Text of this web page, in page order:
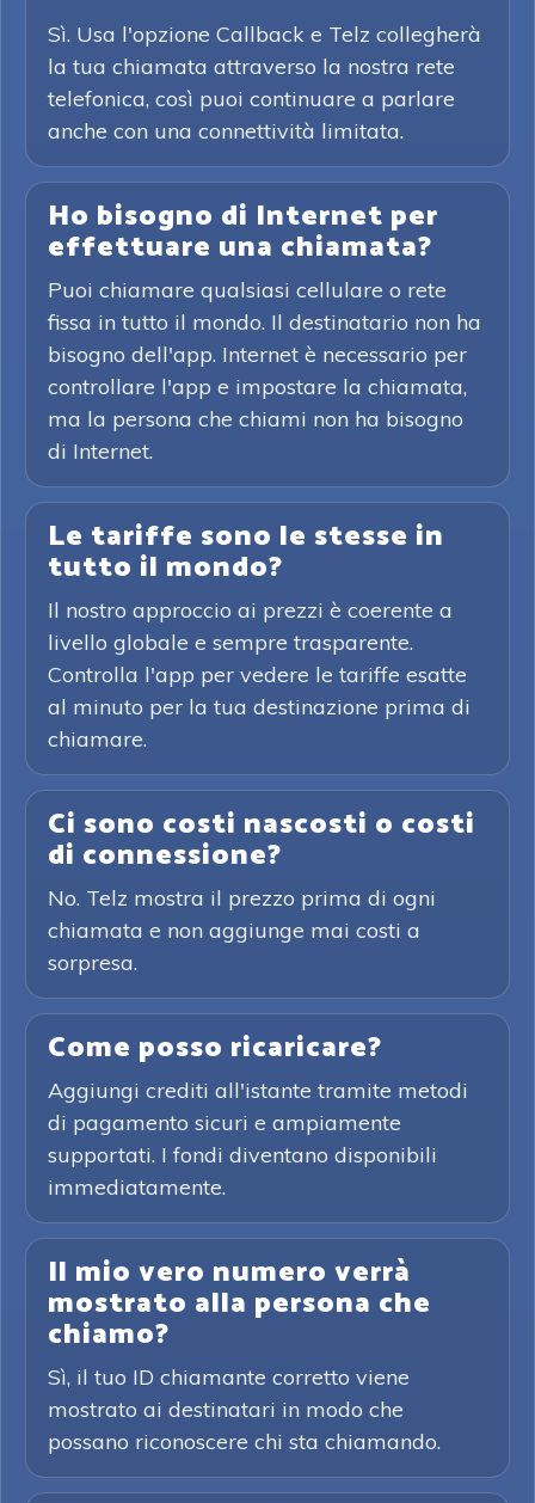
Sì. Usa l'opzione Callback e Telz collegherà
la tua chiamata attraverso la nostra rete
telefonica, così puoi continuare a parlare
anche con una connettività limitata.
Ho bisogno di Internet per
effettuare una chiamata?
Puoi chiamare qualsiasi cellulare o rete
fissa in tutto il mondo. Il destinatario non ha
bisogno dell'app. Internet è necessario per
controllare l'app e impostare la chiamata,
ma la persona che chiami non ha bisogno
di Internet.
Le tariffe sono le stesse in
tutto il mondo?
Il nostro approccio ai prezzi è coerente a
livello globale e sempre trasparente.
Controlla l'app per vedere le tariffe esatte
al minuto per la tua destinazione prima di
chiamare.
Ci sono costi nascosti o costi
di connessione?
No. Telz mostra il prezzo prima di ogni
chiamata e non aggiunge mai costi a
sorpresa.
Come posso ricaricare?
Aggiungi crediti all'istante tramite metodi
di pagamento sicuri e ampiamente
supportati. I fondi diventano disponibili
immediatamente.
Il mio vero numero verrà
mostrato alla persona che
chiamo?
Sì, il tuo ID chiamante corretto viene
mostrato ai destinatari in modo che
possano riconoscere chi sta chiamando.